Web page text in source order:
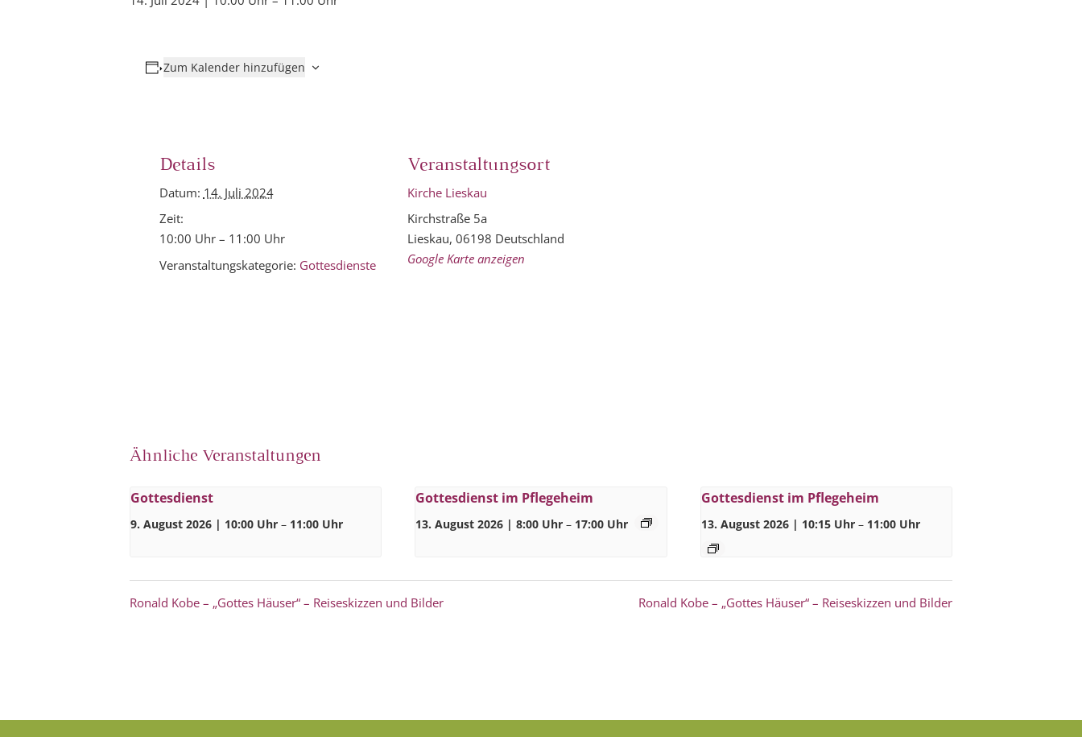
Zum Kalender hinzufügen
Details
Datum: 14. Juli 2024
Zeit:
10:00 Uhr – 11:00 Uhr
Veranstaltungskategorie: Gottesdienste
Veranstaltungsort
Kirche Lieskau
Kirchstraße 5a
Lieskau, 06198 Deutschland
Google Karte anzeigen
Ähnliche Veranstaltungen
Gottesdienst
9. August 2026 | 10:00 Uhr – 11:00 Uhr
Gottesdienst im Pflegeheim
13. August 2026 | 8:00 Uhr – 17:00 Uhr
Gottesdienst im Pflegeheim
13. August 2026 | 10:15 Uhr – 11:00 Uhr
Ronald Kobe – „Gottes Häuser“ – Reiseskizzen und Bilder Ronald Kobe – „Gottes Häuser“ – Reiseskizzen und Bilder